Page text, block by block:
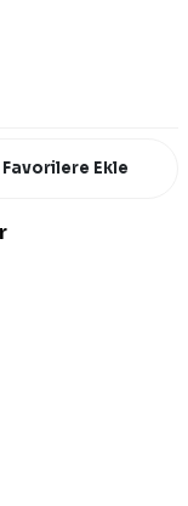
Favorilere Ekle